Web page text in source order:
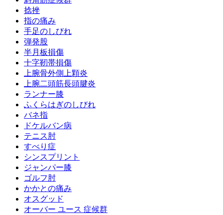
捻挫
指の痛み
手足のしびれ
弾発股
半月板損傷
十字靭帯損傷
上腕骨外側上顆炎
上腕二頭筋長頭腱炎
ランナー膝
ふくらはぎのしびれ
バネ指
ドケルバン病
テニス肘
すべり症
シンスプリント
ジャンパー膝
ゴルフ肘
かかとの痛み
オスグッド
オーバー ユース 症候群